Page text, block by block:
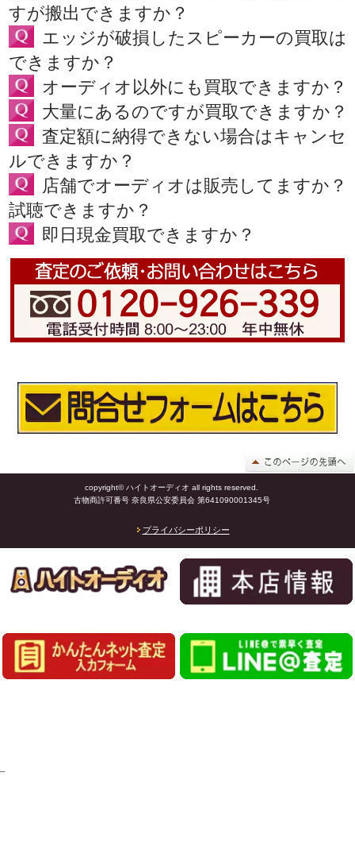
すが搬出できますか？
エッジが破損したスピーカーの買取は
できますか？
オーディオ以外にも買取できますか？
大量にあるのですが買取できますか？
査定額に納得できない場合はキャンセ
ルできますか？
店舗でオーディオは販売してますか？
試聴できますか？
即日現金買取できますか？
copyright© ハイトオーディオ all rights reserved.
古物商許可番号 奈良県公安委員会 第641090001345号
プライバシーポリシー